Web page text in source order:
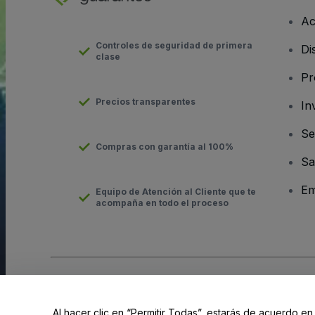
Controles de seguridad de primera
clase
Precios transparentes
Compras con garantía al 100%
Equipo de Atención al Cliente que te
acompaña en todo el proceso
Al hacer clic en “Permitir Todas”, estarás de acuerdo